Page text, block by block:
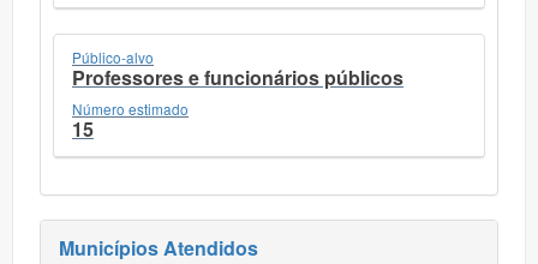
Público-alvo
Professores e funcionários públicos
Número estimado
15
Municípios Atendidos